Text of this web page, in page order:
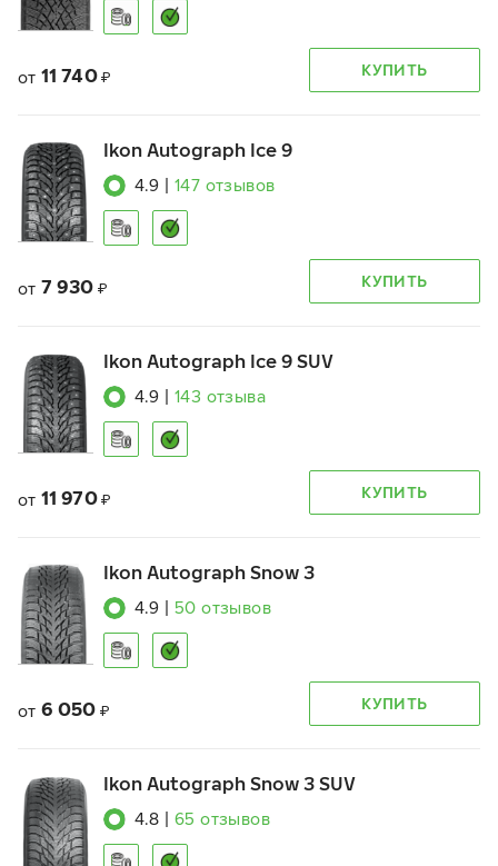
от 11 740 ₽ КУПИТЬ
Ikon Autograph Ice 9
4.9 147 отзывов
от 7 930 ₽ КУПИТЬ
Ikon Autograph Ice 9 SUV
4.9 143 отзыва
от 11 970 ₽ КУПИТЬ
Ikon Autograph Snow 3
4.9 50 отзывов
от 6 050 ₽ КУПИТЬ
Ikon Autograph Snow 3 SUV
4.8 65 отзывов